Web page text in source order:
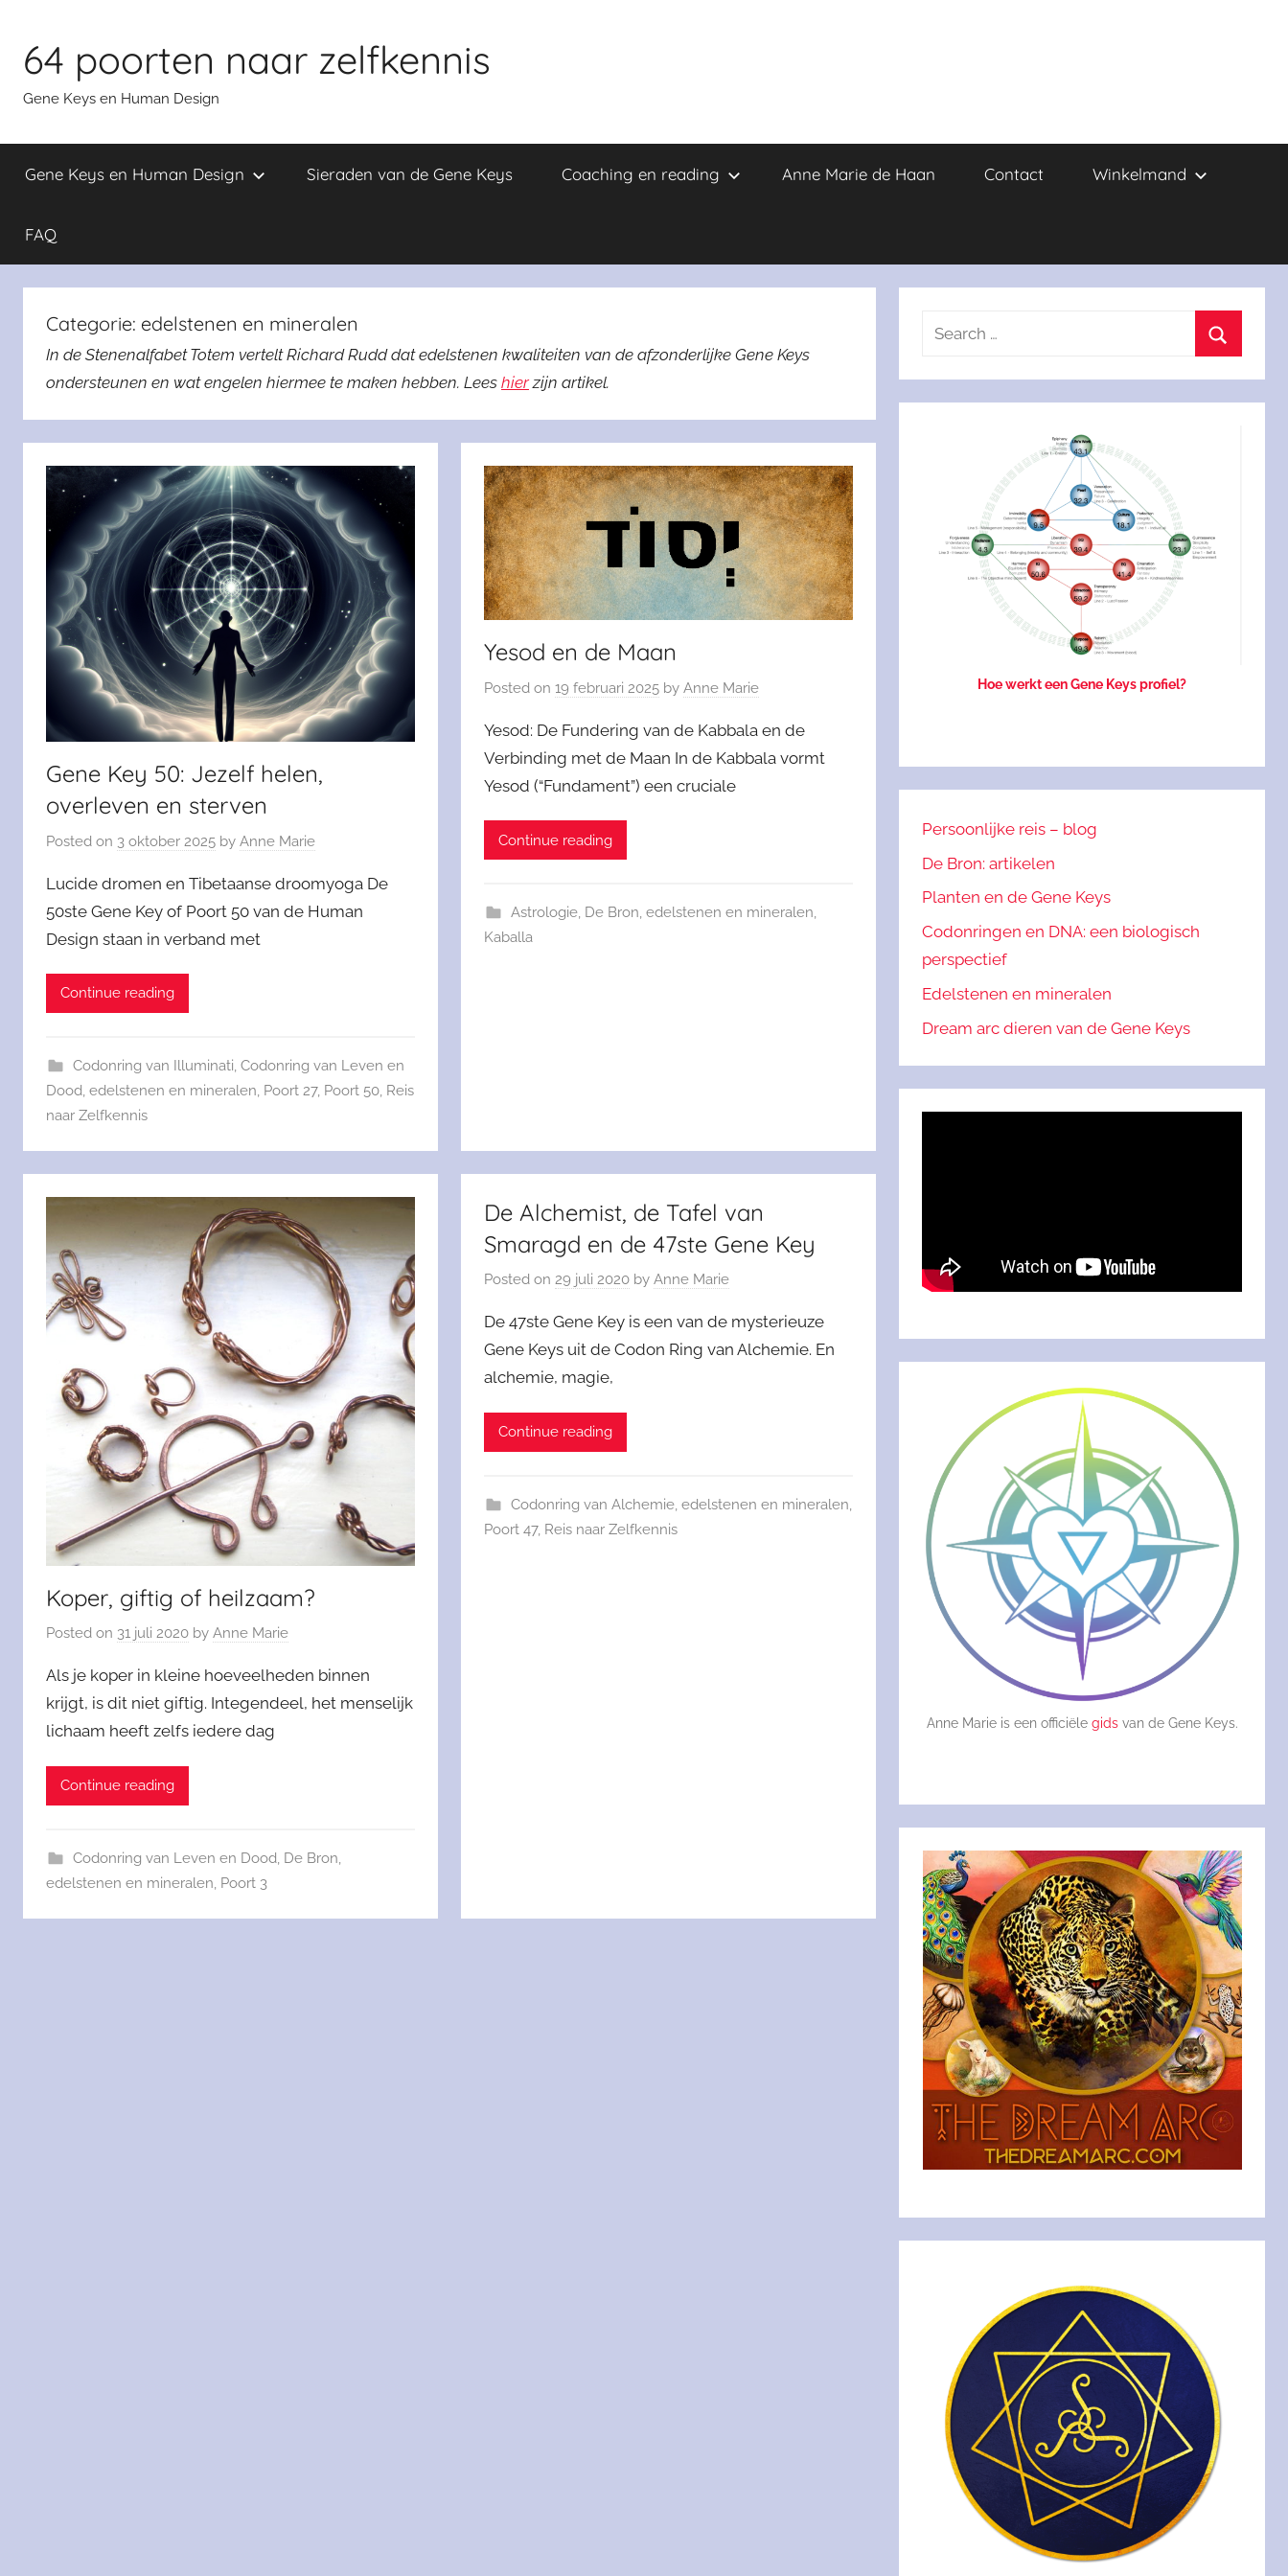
content
64 poorten naar zelfkennis
Gene Keys en Human Design
Gene Keys en Human Design Sieraden van de Gene Keys Coaching en reading Anne Marie de Haan Contact Winkelmand
FAQ
Categorie: edelstenen en mineralen
In de Stenenalfabet Totem vertelt Richard Rudd dat edelstenen kwaliteiten van de afzonderlijke Gene Keys
ondersteunen en wat engelen hiermee te maken hebben. Lees hierzijn artikel.
Gene Key 50: Jezelf helen,
overleven en sterven
Posted on 3 oktober 2025 by Anne Marie
Lucide dromen en Tibetaanse droomyoga De
50ste Gene Key of Poort 50 van de Human
Design staan in verband met
Continue reading
Codonring van Illuminati, Codonring van Leven en
Dood, edelstenen en mineralen, Poort 27, Poort 50, Reis
naar Zelfkennis
Yesod en de Maan
Posted on19 februari 2025 byAnne Marie
Yesod: De Fundering van de Kabbala en de
Verbinding met de Maan In de Kabbala vormt
Yesod (“Fundament”) een cruciale
Continue reading
Astrologie, De Bron, edelstenen en mineralen,
Kaballa
Koper, giftig of heilzaam?
Posted on 31 juli 2020 by Anne Marie
Als je koper in kleine hoeveelheden binnen
krijgt, is dit niet giftig. Integendeel, het menselijk
lichaam heeft zelfs iedere dag
Continue reading
Codonring van Leven en Dood, De Bron,
edelstenen en mineralen, Poort 3
De Alchemist, de Tafel van
Smaragd en de 47ste Gene Key
Posted on29 juli 2020 byAnne Marie
De 47ste Gene Key is een van de mysterieuze
Gene Keys uit de Codon Ring van Alchemie. En
alchemie, magie,
Continue reading
Codonring van Alchemie, edelstenen en mineralen
Poort 47, Reis naar Zelfkennis
Search
Hoe werkt een Gene Keys profiel?
Persoonlijke reis – blog
De Bron: artikelen
Planten en de Gene Keys
Codonringen en DNA: een biologisch
perspectief
Edelstenen en mineralen
Dream arc dieren van de Gene Keys
Anne Marie is een officiële gidsvan de Gene Keys.